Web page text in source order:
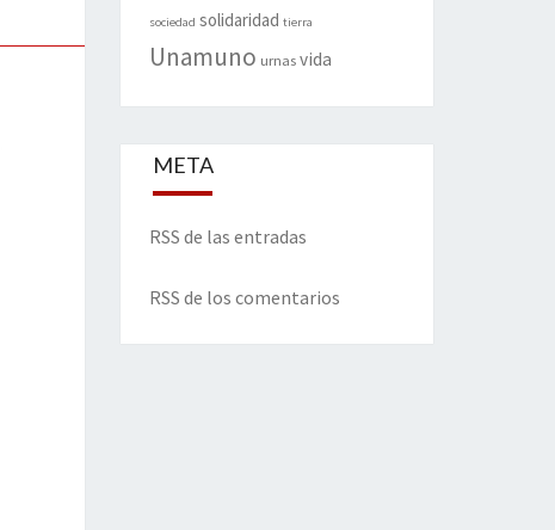
sociedad solidaridad tierra
Unamuno urnas vida
META
RSS de las entradas
RSS de los comentarios